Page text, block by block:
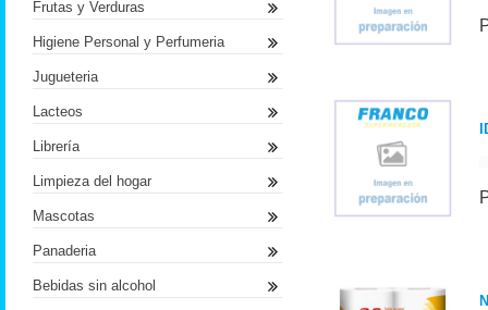
Frutas y Verduras
Higiene Personal y Perfumeria
Jugueteria
Lacteos
Librería
Limpieza del hogar
Mascotas
Panaderia
Bebidas sin alcohol